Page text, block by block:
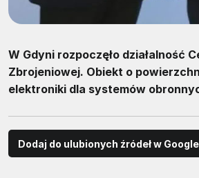
W Gdyni rozpoczęło działalność
Zbrojeniowej. Obiekt o
elektroniki dla systemów
Dodaj do ulubionych źródeł w Google